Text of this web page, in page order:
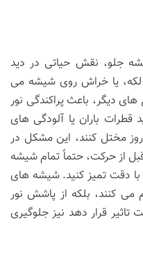
جلو، نقش حیاتی در دید
لکه، یا خراش روی شیشه می
دیگر، باعث پراکندگی نور
باران یا آلودگی های
مختل کنند، این مشکل در
از حرکت، حتماً تمام شیشه
با دقت تمیز کنید. شیشه های
می کنند، بلکه از پاشش نور
قرار دهد نیز جلوگیری